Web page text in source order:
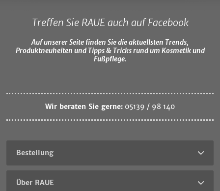
Treffen Sie RAUE auch auf Facebook
Auf unserer Seite finden Sie die aktuellsten Trends,
Produktneuheiten und Tipps & Tricks rund um Kosmetik und
Fußpflege.
Wir beraten Sie gerne: 05139 / 98 140
Bestellung
Über RAUE